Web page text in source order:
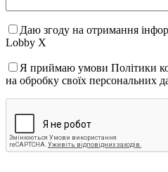
Даю згоду на отримання
Lobby X
Я приймаю умови Політики
на обробку своїх персональних